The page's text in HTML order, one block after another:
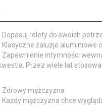
Dopasuj rolety do swoich
Klasyczne żaluzje aluminiowe
Zapewnienie intymności
Przez wiele lat
Zdrowy mężczyzna
Każdy mężczyzna chce